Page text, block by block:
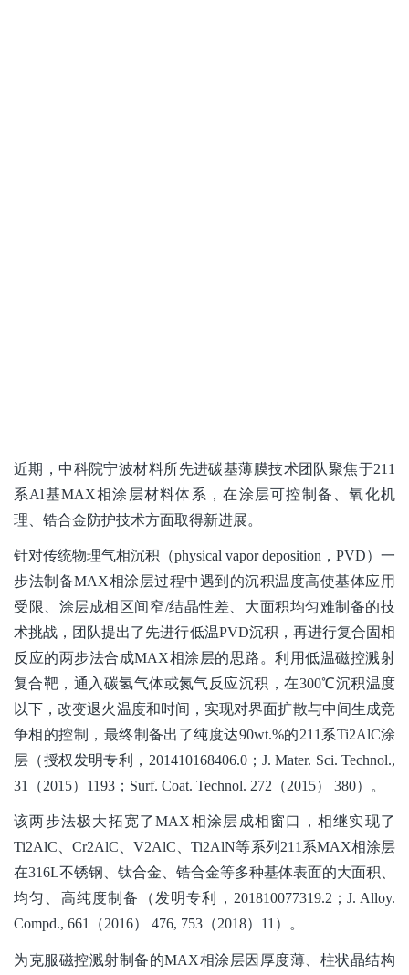
近期，中科院宁波材料所先进碳基薄膜技术团队聚焦于211
系Al基MAX相涂层材料体系，在涂层可控制备、氧化机
理、锆合金防护技术方面取得新进展。
针对传统物理气相沉积（physical vapor deposition，PVD）一
步法制备MAX相涂层过程中遇到的沉积温度高使基体应用
受限、涂层成相区间窄/结晶性差、大面积均匀难制备的技
术挑战，团队提出了先进行低温PVD沉积，再进行复合固相
反应的两步法合成MAX相涂层的思路。利用低温磁控溅射
复合靶，通入碳氢气体或氮气反应沉积，在300℃沉积温度
以下，改变退火温度和时间，实现对界面扩散与中间生成竞
争相的控制，最终制备出了纯度达90wt.%的211系Ti2AlC涂
层（授权发明专利，201410168406.0；J. Mater. Sci. Technol.,
31（2015）1193；Surf. Coat. Technol. 272（2015） 380）。
该两步法极大拓宽了MAX相涂层成相窗口，相继实现了
Ti2AlC、Cr2AlC、V2AlC、Ti2AlN等系列211系MAX相涂层
在316L不锈钢、钛合金、锆合金等多种基体表面的大面积、
均匀、高纯度制备（发明专利，201810077319.2；J. Alloy.
Compd., 661（2016） 476, 753（2018）11）。
为克服磁控溅射制备的MAX相涂层因厚度薄、柱状晶结构